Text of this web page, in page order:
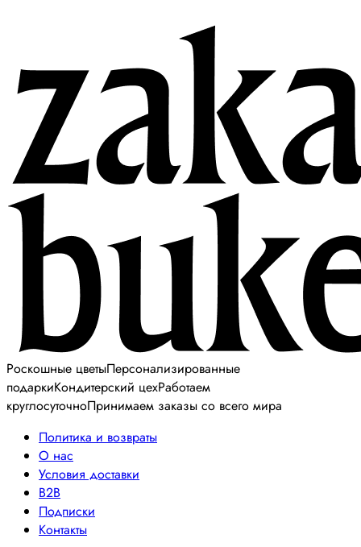
Роскошные цветыПерсонализированные
подаркиКондитерский цехРаботаем
круглосуточноПринимаем заказы со всего мира
Политика и возвраты
О нас
Условия доставки
B2B
Подписки
Контакты